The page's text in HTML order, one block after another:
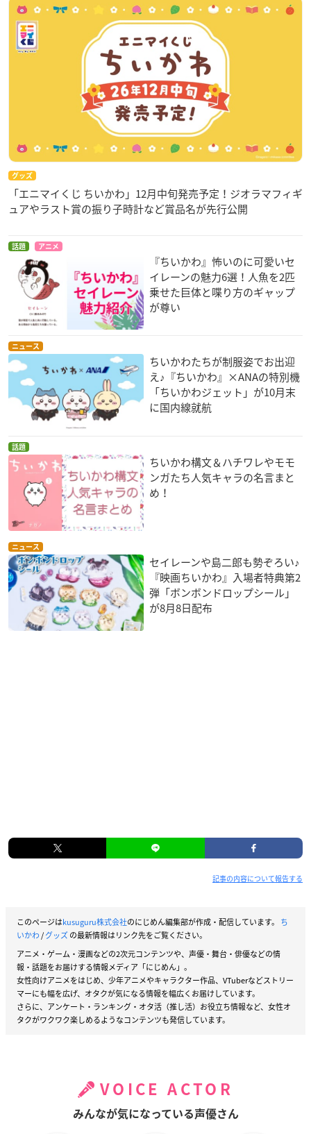
グッズ
「エニマイくじ ちいかわ」12月中旬発売予定！ジオラマフィギ
ュアやラスト賞の振り子時計など賞品名が先行公開
話題 アニメ
『ちいかわ』怖いのに可愛いセ
イレーンの魅力6選！人魚を2匹
乗せた巨体と喋り方のギャップ
が尊い
ニュース
ちいかわたちが制服姿でお出迎
え♪『ちいかわ』×ANAの特別機
「ちいかわジェット」が10月末
に国内線就航
話題
ちいかわ構文＆ハチワレやモモ
ンガたち人気キャラの名言まと
め！
ニュース
セイレーンや島二郎も勢ぞろい♪
『映画ちいかわ』入場者特典第2
弾「ボンボンドロップシール」
が8月8日配布
記事の内容について報告する
このページはkusuguru株式会社のにじめん編集部が作成・配信しています。 ち
いかわ/グッズの最新情報はリンク先をご覧ください。
アニメ・ゲーム・漫画などの2次元コンテンツや、声優・舞台・俳優などの情
報・話題をお届けする情報メディア「にじめん」。
女性向けアニメをはじめ、少年アニメやキャラクター作品、VTuberなどストリー
マーにも幅を広げ、オタクが気になる情報を幅広くお届けしています。
さらに、アンケート・ランキング・オタ活（推し活）お役立ち情報など、女性オ
タクがワクワク楽しめるようなコンテンツも発信しています。
VOICE ACTOR
みんなが気になっている声優さん